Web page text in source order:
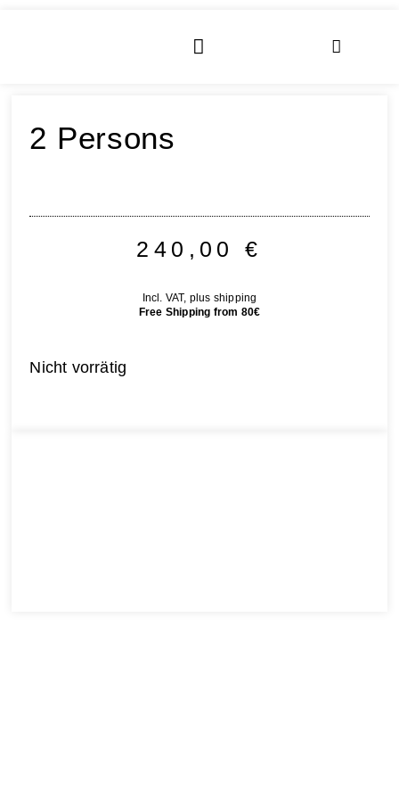
2 Persons
240,00€
Incl. VAT, plus shipping
Free Shipping from 80€
Nicht vorrätig